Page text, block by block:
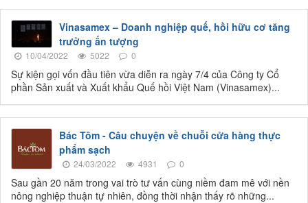
Vinasamex – Doanh nghiệp quế, hồi hữu cơ tăng
trưởng ấn tượng
10/04/2022 5022 0
Sự kiện gọi vốn đầu tiên vừa diễn ra ngày 7/4 của Công ty Cổ
phần Sản xuất và Xuất khẩu Quế hồi Việt Nam (Vinasamex)...
Bác Tôm - Câu chuyện về chuỗi cửa hàng thực
phẩm sạch
24/03/2022 4931 0
Sau gần 20 năm trong vai trò tư vấn cùng niềm đam mê với nền
nông nghiệp thuận tự nhiên, đồng thời nhận thấy rõ những...